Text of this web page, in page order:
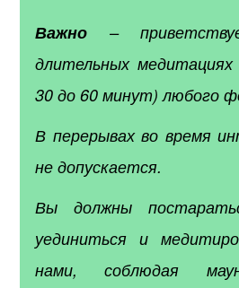
Важно –
длительных
30 до 60 минут) любого
В перерывах во время
не допускается.
Вы должны
уединиться и
нами, соблюдая